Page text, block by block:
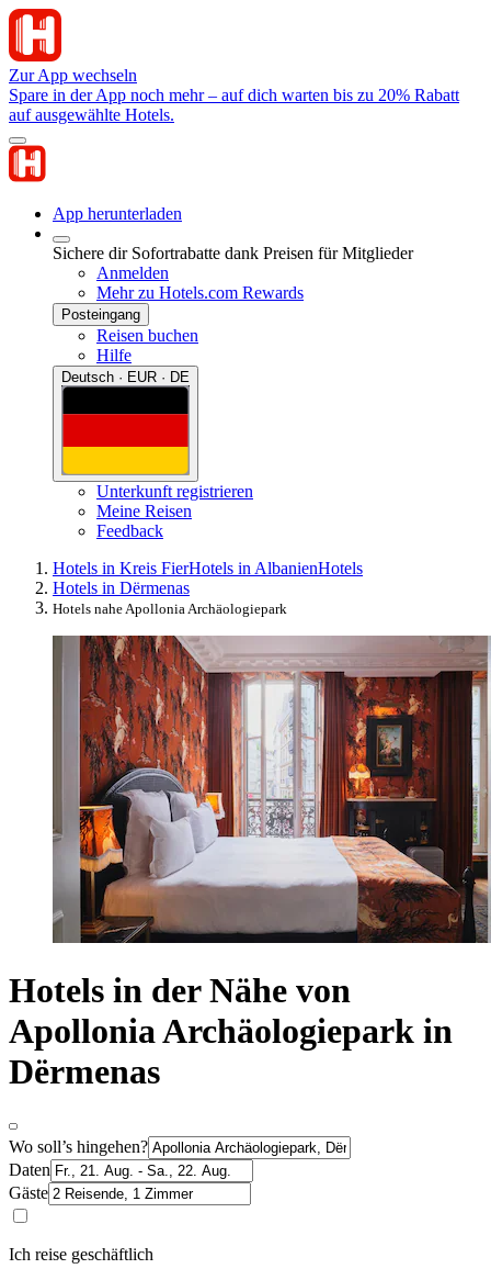
Zur App wechseln
Spare in der App noch mehr – auf dich warten bis zu 20% Rabatt
auf ausgewählte Hotels.
App herunterladen
Sichere dir Sofortrabatte dank Preisen für Mitglieder
Anmelden
Mehr zu Hotels.com Rewards
Posteingang
Reisen buchen
Hilfe
Deutsch · EUR · DE
Unterkunft registrieren
Meine Reisen
Feedback
Hotels in Kreis FierHotels in AlbanienHotels
Hotels in Dërmenas
Hotels nahe Apollonia Archäologiepark
Hotels in der Nähe von
Apollonia Archäologiepark in
Dërmenas
Wo soll’s hingehen?
Daten
Gäste
Ich reise geschäftlich